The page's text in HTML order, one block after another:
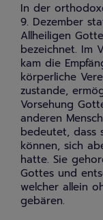
In der
9. Dezember
Allheiligen
bezeichnet. Im
kam die
körperliche
zustande,
Vorsehung
anderen
bedeutet, dass
können, sich
hatte. Sie
Gottes und
welcher allein
gebären.